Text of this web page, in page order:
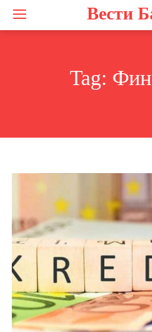
Вести
Tag: